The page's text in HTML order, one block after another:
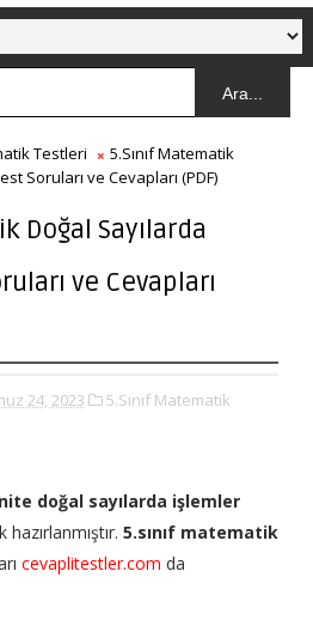
Ara...
Testleri
5.Sınıf Matematik
Soruları ve Cevapları (PDF)
Doğal Sayılarda
ve Cevapları
24, 2023
5.Sınıf Matematik
doğal sayılarda işlemler
5.sınıf matematik
cevaplitestler.com da